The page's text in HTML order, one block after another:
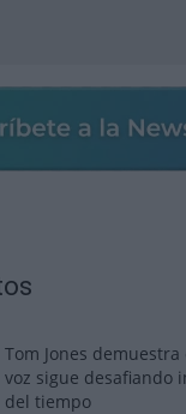
Tom Jones
voz sigue desafiando
del tiempo